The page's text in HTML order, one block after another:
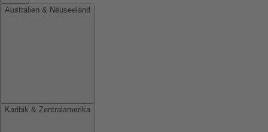
Australien & Neuseeland
Karibik & Zentralamerika